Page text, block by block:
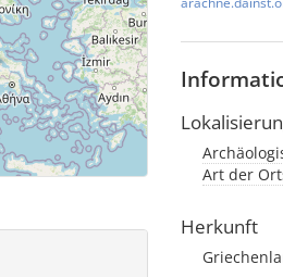
Data ©OpenStreetMap
Art der
Herkunft